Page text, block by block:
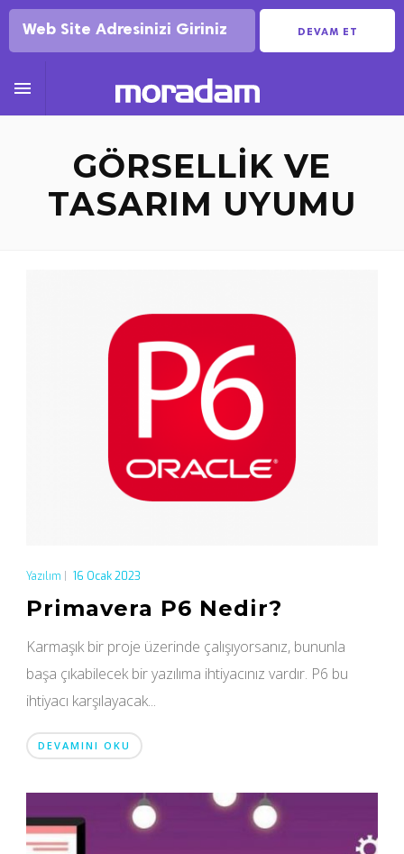
DEVAM ET

GÖRSELLIK VE
TASARIM UYUMU
Yazılım 16 Ocak 2023
Primavera P6 Nedir?
Karmaşık bir proje üzerinde çalışıyorsanız, bununla
başa çıkabilecek bir yazılıma ihtiyacınız vardır. P6 bu
ihtiyacı karşılayacak...
DEVAMINI OKU